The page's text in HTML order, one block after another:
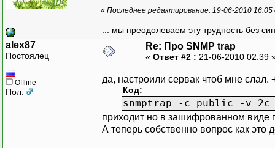
Memo1->Lines-
}
}
}
« Последнее редактирование: 19-06-2010
... мы преодолеваем эту трудность без
alex87
Постоялец
Offline
Пол:
Re: Про SNMP trap
« Ответ #2 : 21-06-2010 02:39
да, настроили сервак чтоб мне
Код:
snmptrap -c public -v
приходит но в зашифрованном виде
А теперь собственно вопрос как